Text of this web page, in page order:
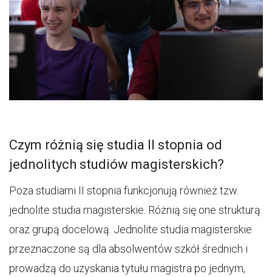
Czym różnią się studia II stopnia od
jednolitych studiów magisterskich?
Poza studiami II stopnia funkcjonują również tzw.
jednolite studia magisterskie. Różnią się one strukturą
oraz grupą docelową. Jednolite studia magisterskie
przeznaczone są dla absolwentów szkół średnich i
prowadzą do uzyskania tytułu magistra po jednym,